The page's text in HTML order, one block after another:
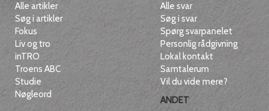
Alle artikler
Søg i artikler
Fokus
Liv og tro
inTRO
Troens ABC
Studie
Nøgleord
Alle svar
Søg i svar
Spørg svarpanelet
Personlig rådgivning
Lokal kontakt
Samtalerum
Vil du vide mere?
ANDET